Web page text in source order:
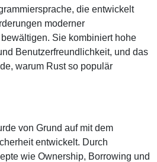
die entwickelt
moderner
Sie kombiniert hohe
Benutzerfreundlichkeit, und das
warum Rust so populär
von Grund auf mit dem
entwickelt. Durch
wie Ownership, Borrowing und